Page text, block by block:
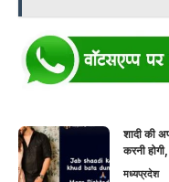
शादी की
करनी
मध्यप्रदेश